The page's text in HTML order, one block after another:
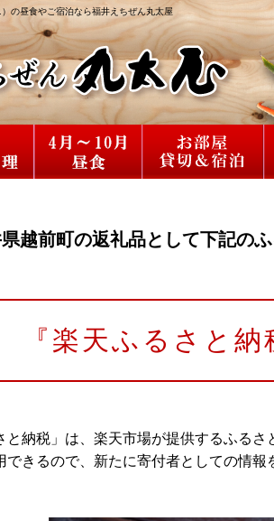
の昼食やご宿泊なら福井えちぜん丸太屋
越前町の返礼品として下記の
『楽天ふるさと納
と納税」は、楽天市場が提供するふるさ
できるので、新たに寄付者としての情報